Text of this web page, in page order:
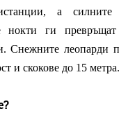
а
нокти ги
Снежните леопарди
и скокове до 15 метра.